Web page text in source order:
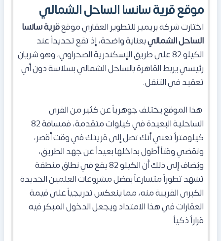
موقع قرية سانسا الساحل الشمالي
اختارت شركة بريمير للتطوير العقاري موقعقرية سانسا
الساحل الشماليبعناية واضحة، إذ تقع تحديداً عند
الكيلو 82 على طريق الإسكندرية الصحراوي، وهو شريان
رئيسي يربط القاهرة بالساحل الشمالي بسلاسة دون أي
تعقيد في التنقل.
هذا الموقع يختلف جوهرياً عن كثير من القرى
الساحلية البعيدة في كيلوات متقدمة، فمسافة 82
كيلومتراً تعني أنك تصل إلى قريتك في وقت أقصر،
وتقضي وقتاً أطول بداخلها بعيداً عن جهد الطريق،
ويُضاف إلى ذلك أن الكيلو 82 يقع في نطاق منطقة
تشهد تطوراً متسارعاً بفضل مشروعات العلمين الجديدة
الكبرى القريبة منه، مما ينعكس تدريجياً على قيمة
العقارات في هذا الامتداد ويجعل الدخول المبكر فيه
قراراً ذكياً.